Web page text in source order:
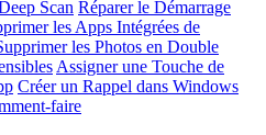
Scan Réparer le Démarrage
les Apps Intégrées de
les Photos en Double
Assigner une Touche de
Créer un Rappel dans Windows
faire